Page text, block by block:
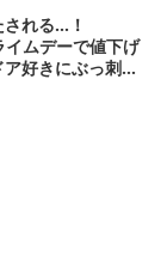
れる…！
ムデーで値下げ
好きにぶっ刺さ